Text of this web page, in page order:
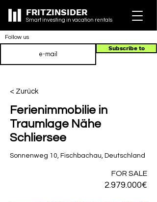
FRITZINSIDER
Smart investing in vacation rentals
Follow us
Subscribe to
< Zurück
Ferienimmobilie in
Traumlage Nähe
Schliersee
Sonnenweg 10, Fischbachau, Deutschland
FOR SALE
2.979.000€